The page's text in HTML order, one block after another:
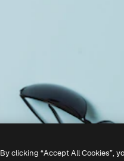
By clicking “Accept All Cookies”,